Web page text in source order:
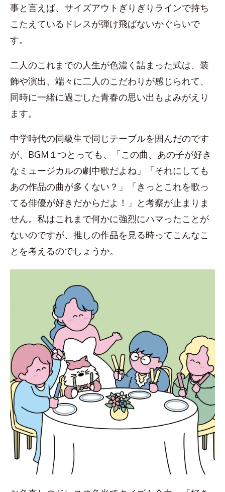
事と言えば、サイズアウトぎりぎりラインで持ち
こたえているドレスが弾け飛ばないかぐらいで
す。
二人のこれまでの人生が色濃く詰まった式は、装
飾や演出、端々に二人のこだわりが感じられて、
同時に一緒に過ごした青春の思い出もよみがえり
ます。
中学時代の同級生で同じテーブルを囲んだのです
が、BGM１つとっても、「この曲、あの子が好き
なミュージカルの劇中歌だよね」「それにしても
あの作品の曲が多くない？」「きっとこれを歌っ
てる俳優が好きだからだよ！」と考察が止まりま
せん。私はこれまで何かに強烈にハマったことが
ないのですが、推しの作品を見る時ってこんなこ
とを考えるのでしょうか。